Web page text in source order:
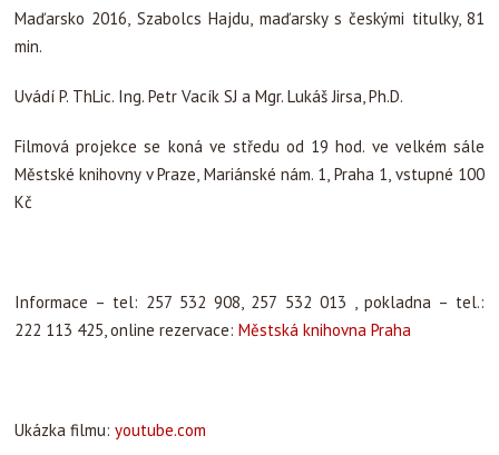
Maďarsko 2016, Szabolcs Hajdu, maďarsky s českými titulky, 81
min.
Uvádí P. ThLic. Ing. Petr Vacík SJ a Mgr. Lukáš Jirsa, Ph.D.
Filmová projekce se koná ve středu od 19 hod. ve velkém sále
Městské knihovny v Praze, Mariánské nám. 1, Praha 1, vstupné 100
Kč
Informace – tel: 257 532 908, 257 532 013 , pokladna – tel.:
222 113 425, online rezervace: Městská knihovna Praha
Ukázka filmu: youtube.com